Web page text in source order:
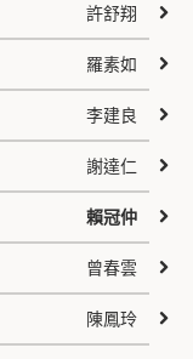
許舒翔
羅素如
李建良
謝達仁
賴冠仲
曾春雲
陳鳳玲